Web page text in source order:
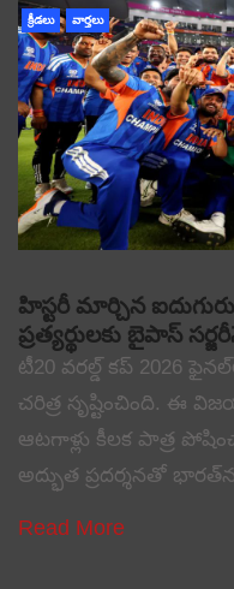
క్రీడలు వార్తలు
హిస్టరీ మార్చిన ఐదుగురు
ప్రత్యర్థులకు బైపాస్
టీ20 వరల్డ్ కప్ 2026
చరిత్ర సృష్టించింది. ఈ
ఆటగాళ్లు కీలక పాత్ర
అద్భుత ప్రదర్శనతో
Read More